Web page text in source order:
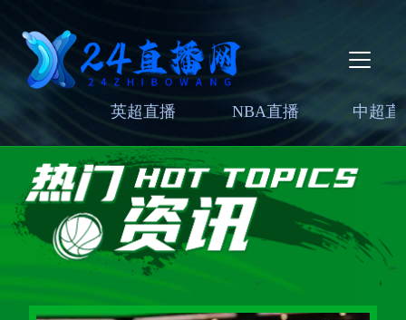
英超直播 NBA直播 中超直